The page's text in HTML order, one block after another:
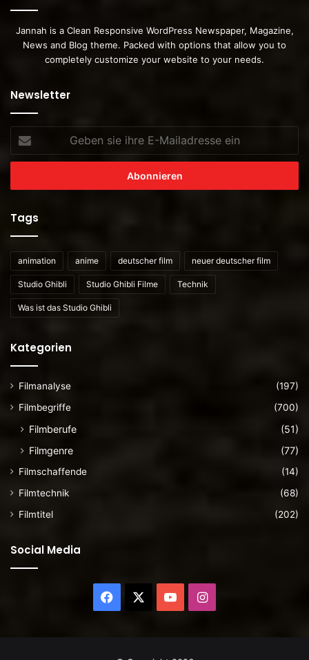
Jannah is a Clean Responsive WordPress Newspaper, Magazine,
News and Blog theme. Packed with options that allow you to
completely customize your website to your needs.
Newsletter
sie
ihre
Mailadresse
Tags
animation anime deutscher film neuer deutscher film
Studio Ghibli Studio Ghibli Filme Technik
Was ist das Studio Ghibli
Kategorien
Filmanalyse
(197)
Filmbegriffe
(700)
Filmberufe
(51)
Filmgenre
(77)
Filmschaffende
(14)
Filmtechnik
(68)
Filmtitel
(202)
Social Media
Facebook YouTubeInstagram